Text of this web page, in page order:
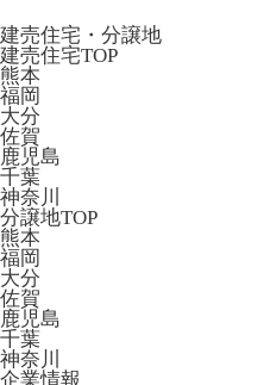
建売住宅・分譲地
建売住宅TOP
熊本
福岡
大分
佐賀
鹿児島
千葉
神奈川
分譲地TOP
熊本
福岡
大分
佐賀
鹿児島
千葉
神奈川
企業情報